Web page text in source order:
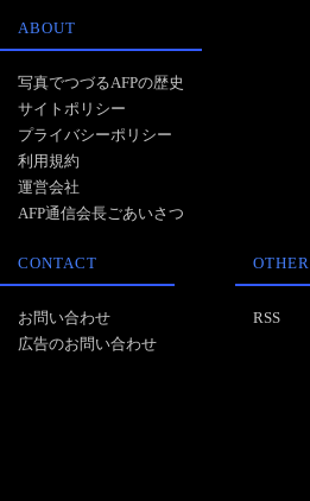
ABOUT
写真でつづるAFPの歴史
サイトポリシー
プライバシーポリシー
利用規約
運営会社
AFP通信会長ごあいさつ
CONTACT
お問い合わせ
広告のお問い合わせ
OTHER
RSS